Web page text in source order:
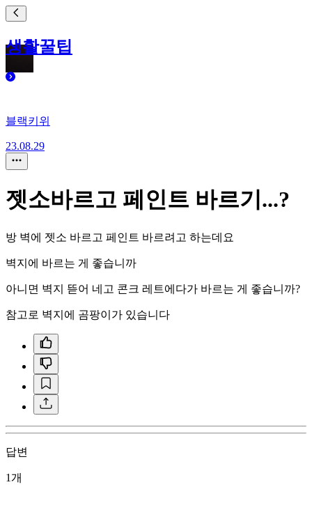
생활꿀팁
블랙키위
23.08.29
젯소바르고 페인트 바르기...?
방 벽에 젯소 바르고 페인트 바르려고 하는데요
벽지에 바르는 게 좋습니까
아니면 벽지 뜯어 네고 콘크 레트에다가 바르는 게 좋습니까?
참고로 벽지에 곰팡이가 있습니다
답변
1개